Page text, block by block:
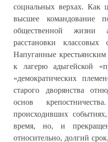
социальных верхах. Как
высшее командование
общественной
расстановки
Напуганные
к лагерю адыгейской
«демократических
старого дворянства
основ
происходивших
время, но, и
относительно, долгий